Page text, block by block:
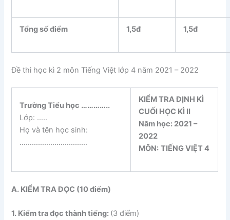
Tổng số điểm 1,5đ 1,5đ
Đề thi học kì 2 môn Tiếng Việt lớp 4 năm 2021 – 2022
Trường Tiểu học …………..
Lớp: …..
Họ và tên học sinh:
……………………………
KIỂM TRA ĐỊNH KÌ
CUỐI HỌC KÌ II
Năm học: 2021 –
2022
MÔN: TIẾNG VIỆT 4
A. KIỂM TRA ĐỌC (10 điểm)
1. Kiểm tra đọc thành tiếng: (3 điểm)